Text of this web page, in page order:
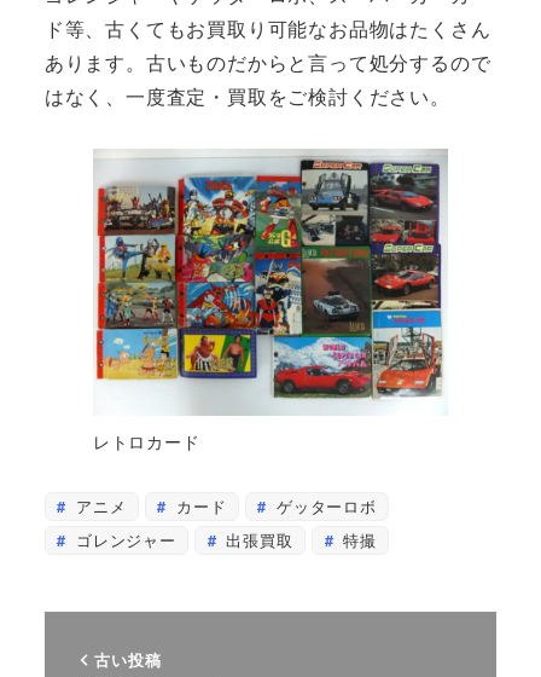
ド等、古くてもお買取り可能なお品物はたくさん
あります。古いものだからと言って処分するので
はなく、一度査定・買取をご検討ください。
レトロカード
アニメ カード
ゲッターロボ
ゴレンジャー
出張買取 特撮
古い投稿